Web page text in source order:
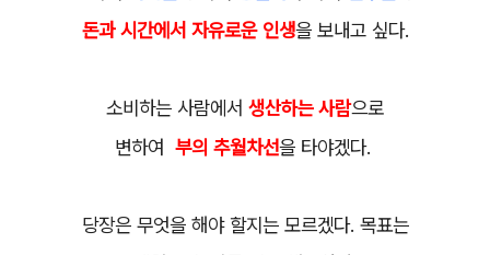
돈과 시간에서 자유로운 인생을 보내고 싶다.
소비하는 사람에서 생산하는 사람으로
변하여 부의 추월차선을 타야겠다.
당장은 무엇을 해야 할지는 모르겠다. 목표는